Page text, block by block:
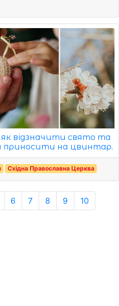
відзначити свято та
приносити на цвинтар.
Східна Православна Церква
6 7 8 9 10